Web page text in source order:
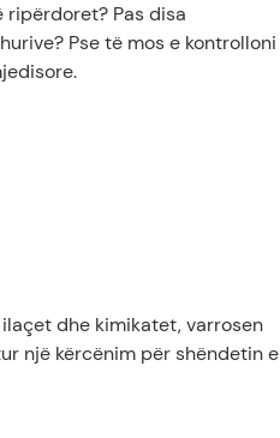
Pas disa
Pse të mos e kontrolloni
dhe kimikatet, varrosen
një kërcënim për shëndetin e